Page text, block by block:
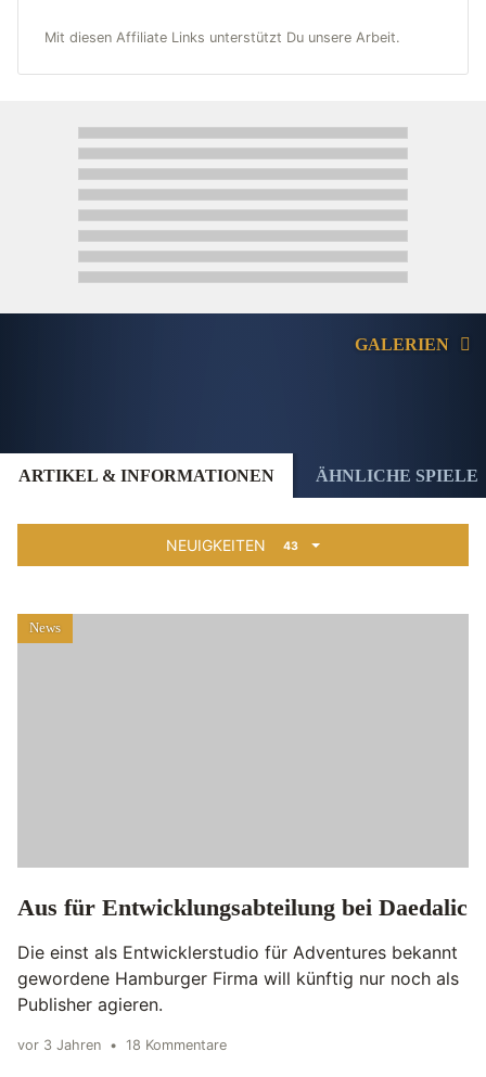
Mit diesen Affiliate Links unterstützt Du unsere Arbeit.
GALERIEN
ARTIKEL & INFORMATIONEN ÄHNLICHE SPIELE
News
Aus für Entwicklungsabteilung bei Daedalic
Die einst als Entwicklerstudio für Adventures bekannt
gewordene Hamburger Firma will künftig nur noch als
Publisher agieren.
vor 3 Jahren • 18 Kommentare
NEUIGKEITEN 43